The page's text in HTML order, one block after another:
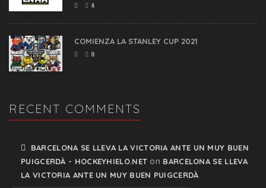
4
COMIENZA LA STANLEY CUP 2021
0
RECENT COMMENTS
BARCELONA SE LLEVA LA VICTORIA ANTE UN MUY BUEN
PUIGCERDÀ - HOCKEYHIELO.NET on BARCELONA SE LLEVA
LA VICTORIA ANTE UN MUY BUEN PUIGCERDÀ